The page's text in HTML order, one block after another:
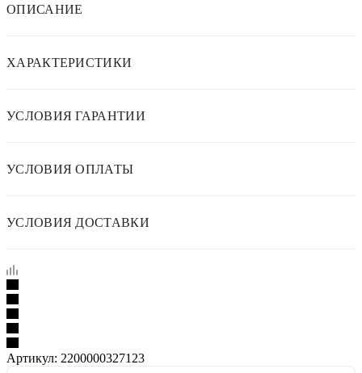
ОПИСАНИЕ
ХАРАКТЕРИСТИКИ
УСЛОВИЯ ГАРАНТИИ
УСЛОВИЯ ОПЛАТЫ
УСЛОВИЯ ДОСТАВКИ
Артикул: 2200000327123